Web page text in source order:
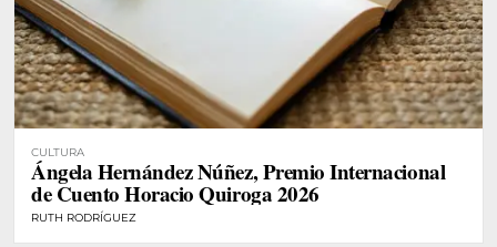
CULTURA
Ángela Hernández Núñez, Premio Internacional
de Cuento Horacio Quiroga 2026
RUTH RODRÍGUEZ